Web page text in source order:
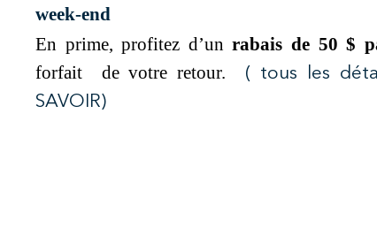
week-end
En prime, profitez d’unrabais de 50 $
forfait de votre retour.
( tous les
SAVOIR)